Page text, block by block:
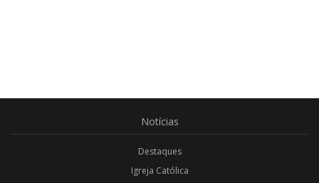
Notícias
Destaques
Igreja Católica